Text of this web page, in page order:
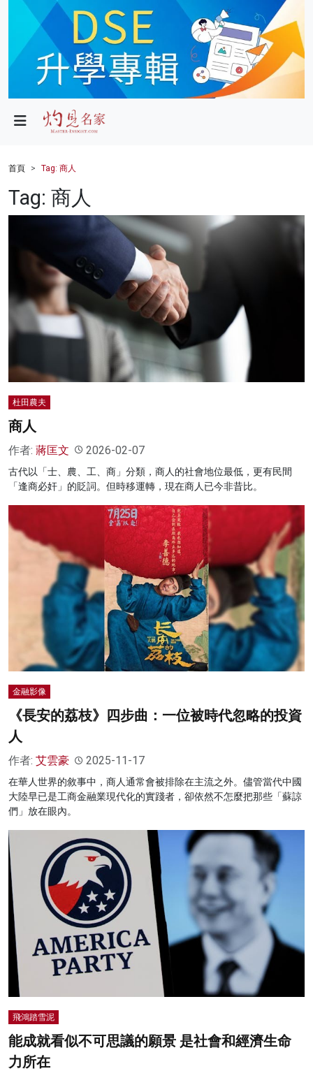
政局
財經
健康
科技
影片
名家榜
首頁 Tag: 商人
Tag: 商人
杜田農夫
商人
作者: 蔣匡文 2026-02-07
古代以「士、農、工、商」分類，商人的社會地位最低，更有民間
「逢商必奸」的貶詞。但時移運轉，現在商人已今非昔比。
金融影像
《長安的荔枝》四步曲：一位被時代忽略的投資
人
作者: 艾雲豪 2025-11-17
在華人世界的敘事中，商人通常會被排除在主流之外。儘管當代中國
大陸早已是工商金融業現代化的實踐者，卻依然不怎麼把那些「蘇諒
們」放在眼內。
飛鴻踏雪泥
能成就看似不可思議的願景 是社會和經濟生命
力所在